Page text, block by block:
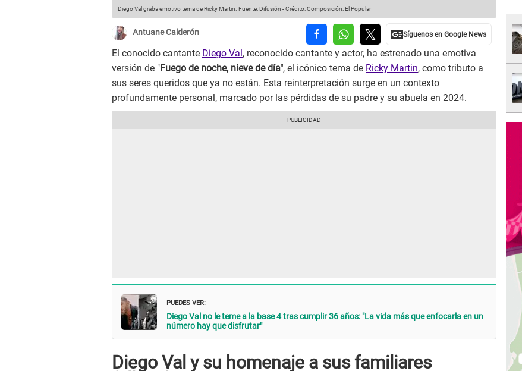
Diego Val graba emotivo tema de Ricky Martin. Fuente: Difusión -Crédito: Composición: El Popular
Antuane Calderón
El conocido cantante Diego Val , reconocido cantante y actor, ha estrenado una emotiva
versión de "Fuego de noche, nieve de día", el icónico tema de Ricky Martin, como tributo a
sus seres queridos que ya no están. Esta reinterpretación surge en un contexto
profundamente personal, marcado por las pérdidas de su padre y su abuela en 2024.
PUEDES VER:
Diego Val no le teme a la base 4 tras cumplir 36 años: "La vida más que enfocarla en un
número hay que disfrutar"
Diego Val y su homenaje a sus familiares